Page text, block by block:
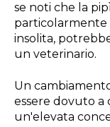
se noti che la
particolarmente
insolita,
un veterinario.
Un
essere dovuto a
un'elevata